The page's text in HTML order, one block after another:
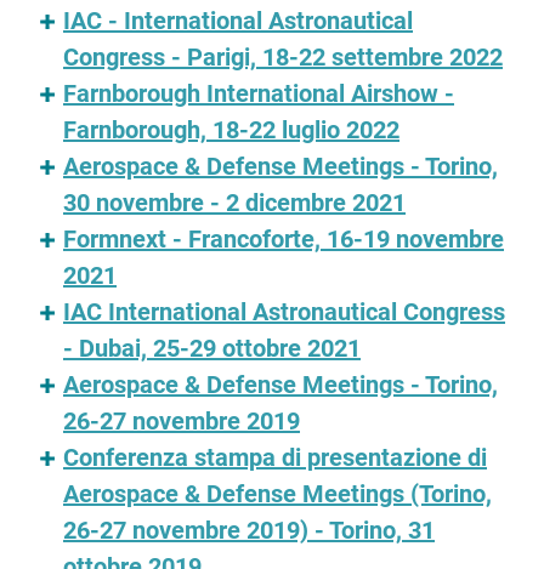
IAC - International Astronautical
Congress - Parigi, 18-22 settembre 2022
Farnborough International Airshow -
Farnborough, 18-22 luglio 2022
Aerospace & Defense Meetings - Torino,
30 novembre - 2 dicembre 2021
Formnext - Francoforte, 16-19 novembre
2021
IAC International Astronautical Congress
- Dubai, 25-29 ottobre 2021
Aerospace & Defense Meetings - Torino,
26-27 novembre 2019
Conferenza stampa di presentazione di
Aerospace & Defense Meetings (Torino,
26-27 novembre 2019) - Torino, 31